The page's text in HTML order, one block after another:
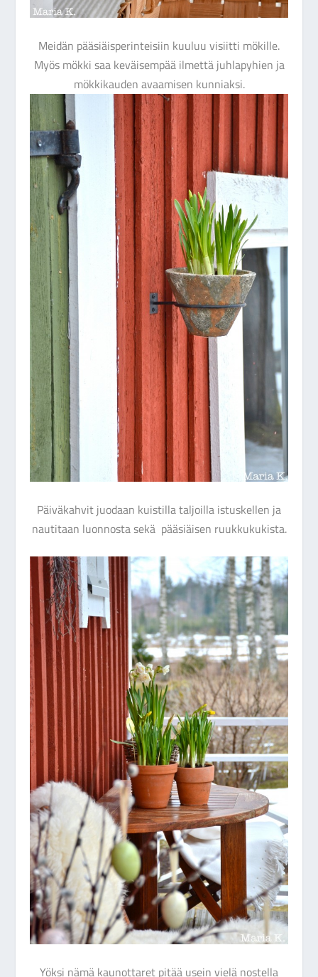
Meidän pääsiäisperinteisiin kuuluu visiitti mökille.
Myös mökki saa keväisempää ilmettä juhlapyhien ja
mökkikauden avaamisen kunniaksi.
Päiväkahvit juodaan kuistilla taljoilla istuskellen ja
nautitaan luonnosta sekä pääsiäisen ruukkukukista.
Yöksi nämä kaunottaret pitää usein vielä nostella